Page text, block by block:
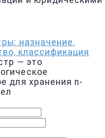
назначение,
классификация
— это
для хранения n-